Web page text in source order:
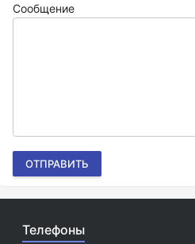
Сообщение
ОТПРАВИТЬ
Телефоны